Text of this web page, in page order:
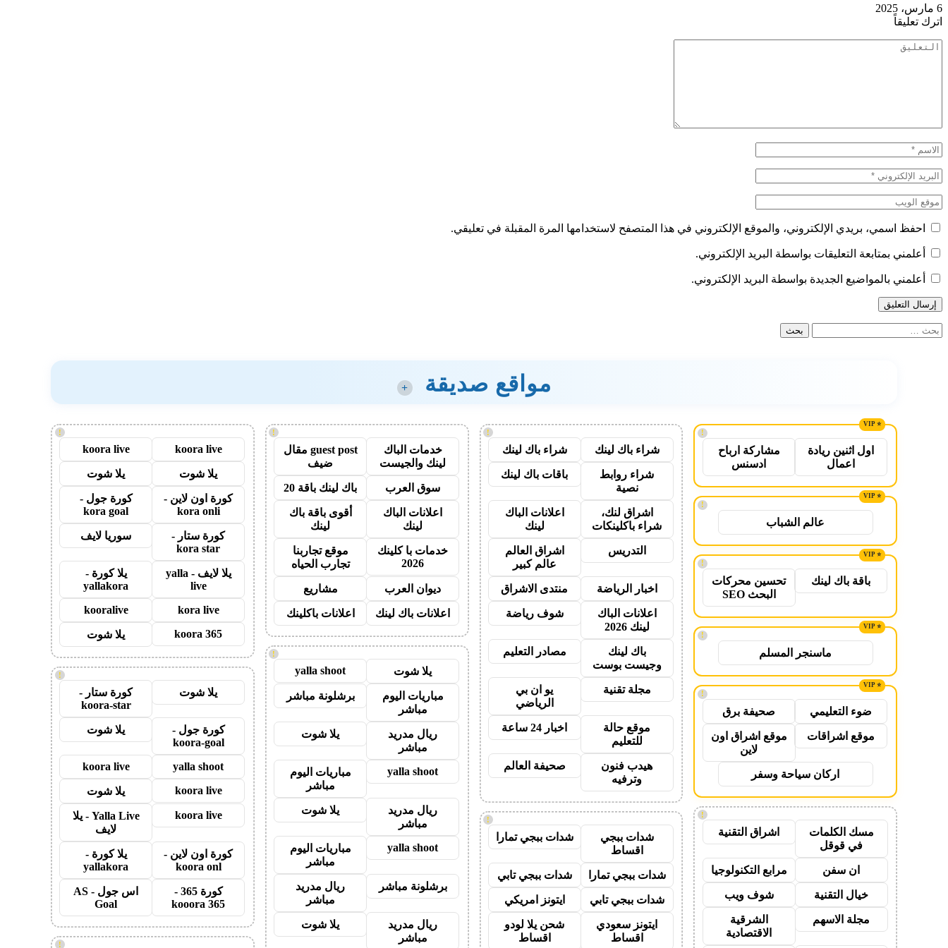
6 مارس، 2025
اترك تعليقاً
احفظ اسمي، بريدي الإلكتروني، والموقع الإلكتروني في هذا المتصفح لاستخدامها المرة المقبلة في تعليقي.
أعلمني بمتابعة التعليقات بواسطة البريد الإلكتروني.
أعلمني بالمواضيع الجديدة بواسطة البريد الإلكتروني.
البحث
مواقع صديقة +
!
اول اثنين ريادة
اعمال
مشاركة ارباح
ادسنس
!
عالم الشباب
!
باقة باك لينك
تحسين محركات
البحث SEO
!
ماسنجر المسلم
!
ضوء التعليمي صحيفة برق
موقع اشراقات
موقع اشراق اون
لاين
اركان سياحة وسفر
!
مسك الكلمات
في قوقل
اشراق التقنية
ان سفن مرابع التكنولوجيا
خيال التقنية شوف ويب
مجلة الاسهم
الشرقية
الاقتصادية
!
شراء باك لينك شراء باك لينك
شراء روابط
نصية
باقات باك لينك
اشراق لنك،
شراء باكلينكات
اعلانات الباك
لينك
التدريس
اشراق العالم
عالم كبير
اخبار الرياضة منتدى الاشراق
اعلانات الباك
لينك 2026
شوف رياضة
باك لينك
وجيست بوست
مصادر التعليم
مجلة تقنية
يو ان بي
الرياضي
موقع حالة
للتعليم
اخبار 24 ساعة
هيدب فنون
وترفيه
صحيفة العالم
!
شدات ببجي
اقساط
شدات ببجي تمارا
شدات ببجي تمارا شدات ببجي تابي
شدات ببجي تابي ايتونز امريكي
ايتونز سعودي
اقساط
شحن يلا لودو
اقساط
!
خدمات الباك
لينك والجيست
guest post مقال
ضيف
سوق العرب باك لينك باقة 20
اعلانات الباك
لينك
أقوى باقة باك
لينك
خدمات با كلينك
2026
موقع تجاربنا
تجارب الحياه
ديوان العرب مشاريع
اعلانات باك لينك اعلانات باكلينك
!
يلا شوت yalla shoot
مباريات اليوم
مباشر
برشلونة مباشر
ريال مدريد
مباشر
يلا شوت
yalla shoot
مباريات اليوم
مباشر
ريال مدريد
مباشر
يلا شوت
yalla shoot
مباريات اليوم
مباشر
برشلونة مباشر
ريال مدريد
مباشر
ريال مدريد
مباشر
يلا شوت
!
koora live
koora live
يلا شوت يلا شوت
كورة اون لاين -
kora onli
كورة جول -
kora goal
كورة ستار -
kora star
سوريا لايف
يلا لايف - yalla
live
يلا كورة -
yallakora
kora live
kooralive
koora 365
يلا شوت
!
يلا شوت
كورة ستار -
koora-star
كورة جول -
koora-goal
يلا شوت
yalla shoot
koora live
koora live
يلا شوت
koora live
Yalla Live - يلا
لايف
كورة اون لاين -
koora onl
يلا كورة -
yallakora
كورة 365 -
kooora 365
اس جول - AS
Goal
!